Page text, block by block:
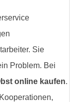
Sie
Problem. Bei
online kaufen.